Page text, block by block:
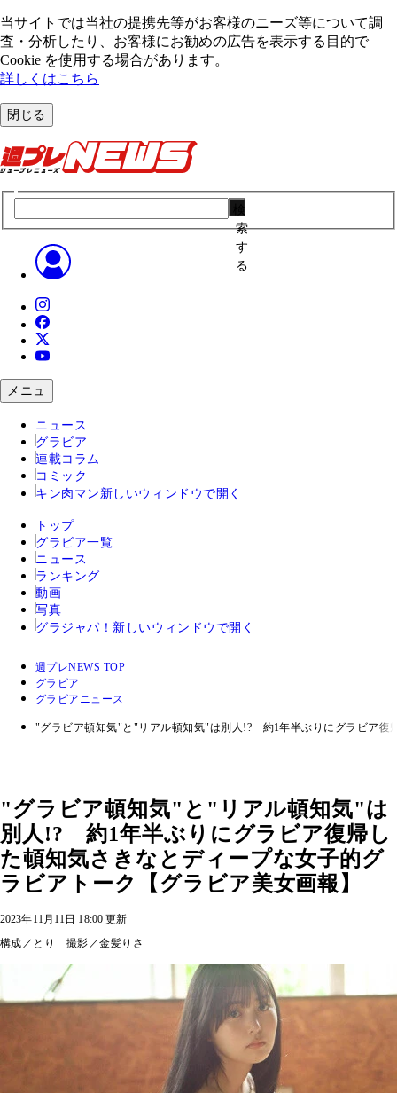
当サイトでは当社の提携先等がお客様のニーズ等について調
査・分析したり、お客様にお勧めの広告を表⽰する⽬的で
Cookie を使⽤する場合があります。
詳しくはこちら
閉じる
索
す
る
メニュ
ニュース
グラビア
連載コラム
コミック
キン肉マン 新しいウィンドウで開く
トップ
グラビア一覧
ニュース
ランキング
動画
写真
グラジャパ！ 新しいウィンドウで開く
週プレNEWS TOP
グラビア
グラビアニュース
"グラビア頓知気"と"リアル頓知気"は別人!? 約1年半ぶりにグラビア復
"グラビア頓知気"と"リアル頓知気"は
別人!? 約1年半ぶりにグラビア復帰し
た頓知気さきなとディープな女子的グ
ラビアトーク【グラビア美女画報】
2023年11月11日 18:00 更新
構成／とり 撮影／金髪りさ